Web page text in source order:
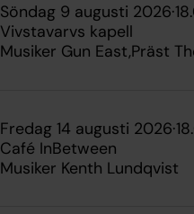
söndag 9 augusti 2026·
Vivstavarvs kapell
Musiker Gun EastPräst
fredag 14 augusti 2026·
Café InBetween
Musiker Kenth Lundqvist